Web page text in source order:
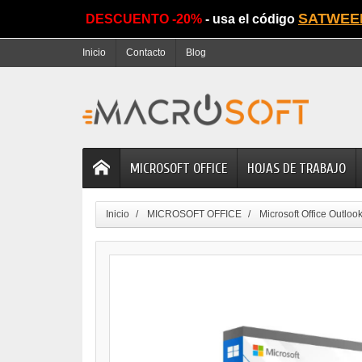
DESCUENTO -20% - usa el código
Inicio Contacto Blog
MICROSOFT OFFICE HOJAS DE TRABAJO
Inicio MICROSOFT OFFICE Microsoft Office Outlook